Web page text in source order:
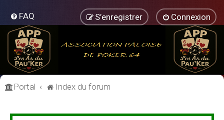
FAQ Connexion
S’enregistrer
Portal Index du forum